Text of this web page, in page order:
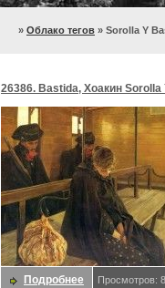
» Облако тегов » Sorolla Y
26386. Bastida, Хоакин Sorolla
Подробнее Просмотров: